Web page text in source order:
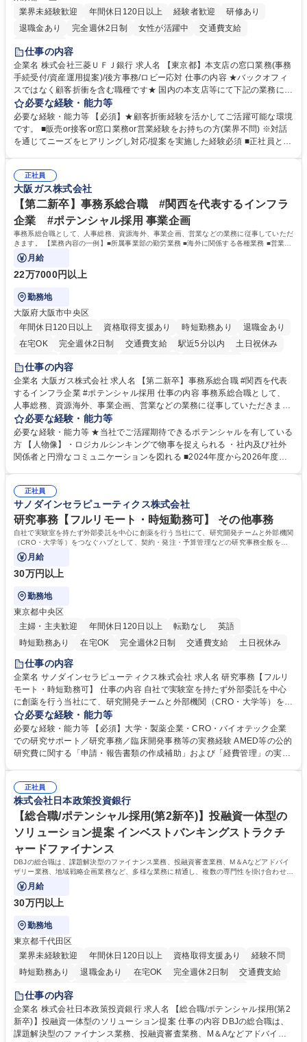
業界未経験歓迎
年間休日120日以上 経験者歓迎
研修あり
退職金あり
完全週休2日制 女性が活躍中
交通費支給
土日祝休み
仕事の内容
企業名 株式会社三菱ＵＦＪ銀行 求人名 【東京都】本支店の窓口業務(事務
手続受付/資産運用提案)/後方事務/ロビー応対 仕事の内容 ★バックオフィ
スではなく顧客折衝を含む職種です★ 国内の本支店等にて下記の業務に従
事していただきます。 ■窓口/後方/ロビーにて事務手続等の受付・オペレ
ーション、お客様対応 ■窓口にて、ご来店された個人のお客様に対して金
融商品のご提案 ■効率的な事務運用の検討・構築等 ≪業務紹介：ご応募前
に必ずご覧ください≫ ※記事 https://www.mysite.bk.mufg.jp/career/circle/
必要な経験・能力等
必要な経験・能力等 【必須】★顧客折衝経験を活かしてご活躍可能な環境
です。 ■販売or接客or窓口業務or営業経験をお持ちの方(業界不問) ※対話
を通じてニーズをヒアリングし対応/提案を実施した経験必須 ■正社員とし
るので安心して入行いただけます。 幅広いキャリアの選択肢があり、公募
や社内副業等を活用し、 一人ひとりが挑戦できるカルチャーが浸透してい
ます。 学歴・資格 学歴：大学院 大学 高専 短大 専修学校 高校 語学力：
資格：
正社員
大阪ガス株式会社
【第二新卒】事務系総合職 #関西を代表するインフラ
企業 #ポテンシャル採用 事業企画
事務系総合職として、人事総務、資源海外、事業企画、営業などの業務に従事していただ
きます。 【業務内容の一例】■所属事業部の勤労業務 ■海外に関係する各種業務 ■営業部
門の企画スタッフ、ルート営業
月給
22万7000円以上
勤務地
大阪府大阪市中央区
年間休日120日以上
資格取得支援あり 時短勤務あり
退職金あり
在宅OK
完全週休2日制 交通費支給 駅近5分以内
土日祝休み
服装自由
第二新卒歓迎
仕事の内容
企業名 大阪ガス株式会社 求人名 【第二新卒】事務系総合職 #関西を代表
するインフラ企業 #ポテンシャル採用 仕事の内容 事務系総合職として、
人事総務、資源海外、事業企画、営業などの業務に従事していただきま
す。 【業務内容の一例】■所属事業部の勤労業務 ■海外に関係する各種業
務 ■営業部門の企画スタッフ、ルート営業 【キャリアパス】入社後の配属
ポジションで一定期間ご活躍頂いた後、本人の適性及び将来のキャリアを
鑑みてジョブローテーションを行います。 【育成】OJTでの現場育成や研
表するインフラ企業 #ポテンシャル採用
必要な経験・能力等
必要な経験・能力等 ★当社でご活躍期待できるポテンシャルを有している
方 【人物像】・ロジカルシンキングで物事を捉えられる ・社内及び社外
関係者と円滑なコミュニケーションを図れる ■2024年度から2026年度ま
72.html ■エネルギーセキュリティの不安定化や気候変動による自然災害の
甚大化など、これまで以上に社会課題解決の重要性が高まっています。
「未来の日常」の創造に向けて持続可能な社会の実現に貢献してまいりま
す。 学歴・資格 学歴：大学院 大学 語学力： 資格：
正社員
サノダインセラピューティクス株式会社
研究事務【フルリモート・時短勤務可】 その他事務
自社で実験室を持たず外部委託を中心に創薬を行う当社にて、研究開発チームと外部機関
（CRO・大学等）をつなぐハブとして、契約・発注・予算管理などの研究事務全般をお
任せします。
月給
30万円以上
勤務地
東京都中央区
主婦・主夫歓迎
年間休日120日以上 転勤なし
英語
時短勤務あり
在宅OK 完全週休2日制 交通費支給 土日祝休み
仕事の内容
企業名 サノダインセラピューティクス株式会社 求人名 研究事務【フルリ
モート・時短勤務可】 仕事の内容 自社で実験室を持たず外部委託を中心
に創薬を行う当社にて、研究開発チームと外部機関（CRO・大学等）をつ
なぐハブとして、契約・発注・予算管理などの研究事務全般をお任せしま
す。 ■見積取得、発注、検収、請求処理等の事務手続き ■委託先との定例
会議の調整・アジェンダ準備・議事録作成 ■研究報告書、試験関連資料、
SOP等の整備・版管理・保管 ■研究開発の進捗・タイムライン・予算執行
集職種 研究事務【フルリモート・時短勤務可】
必要な経験・能力等
必要な経験・能力等 【必須】大学・製薬企業・CRO・バイオテック企業
での研究サポート／研究事務／臨床開発事務等の実務経験 AMED等の公的
研究費に関する「申請・報告書類の作成補助」および「経費管理」の実務
き方について】フルリモートやハイブリッド勤務、時短勤務など個々のラ
イフスタイルに応じた柔軟な働き方が可能です。育児や介護との両立も応
援します。 学歴・資格 学歴：大学院 大学 語学力： 資格：
正社員
株式会社日本政策投資銀行
【総合職/ポテンシャル採用(第2新卒)】投融資一体型の
ソリューション提案 インベストバンキングストラクチ
ャードファイナンス
DBJの総合職は、課題解決型のファイナンス業務、投融資審査業務、M＆Aなどアドバイ
ザリー業務、地域戦略企画業務など、多様な業務に精通し、複数の専門性を掛け合わせて
広く社会に貢献していく職種です。
月給
30万円以上
勤務地
東京都千代田区
業界未経験歓迎
年間休日120日以上 資格取得支援あり
経験不問
時短勤務あり
退職金あり 在宅OK 完全週休2日制
交通費支給
駅近5分以内
食事補助あり
託児所あり
仕事の内容
企業名 株式会社日本政策投資銀行 求人名 【総合職/ポテンシャル採用(第2
新卒)】投融資一体型のソリューション提案 仕事の内容 DBJの総合職は、
課題解決型のファイナンス業務、投融資審査業務、M＆Aなどアドバイザ